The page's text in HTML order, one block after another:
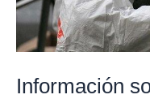
Información
domésticos
de
aisladas